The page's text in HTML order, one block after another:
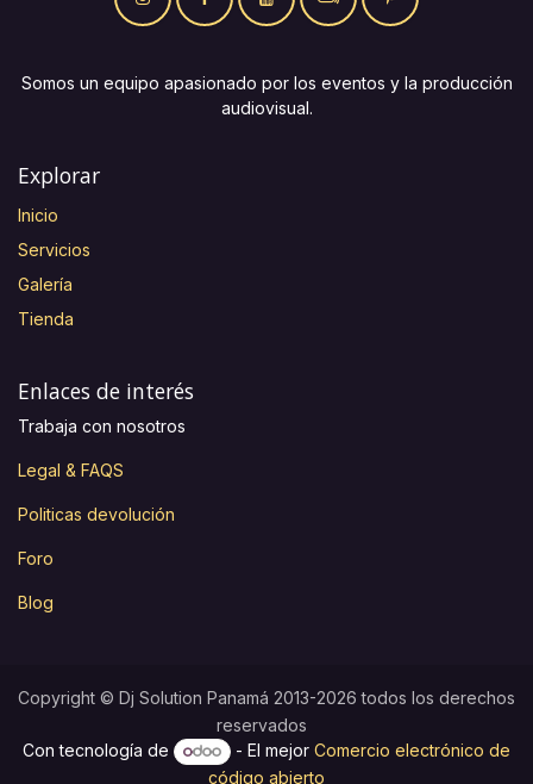
Somos un equipo apasionado por los eventos y la producción
audiovisual.
Explorar
Inicio
Servicios
Galería
Tienda
Enlaces de interés
Trabaja con nosotros
Legal & FAQS
Politicas devolución
Foro
Blog
Copyright © Dj Solution Panamá 2013-2026 todos los derechos
reservados
Con tecnología de
- El mejorComercio electrónico de
código abierto